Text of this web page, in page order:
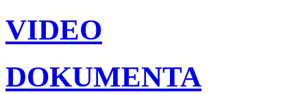
VIDEO
DOKUMENTA